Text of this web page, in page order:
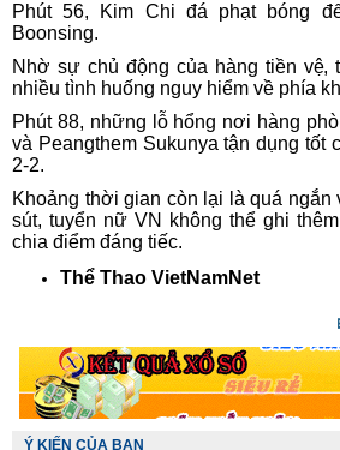
Phút 56, Kim Chi đá phạt bóng
Boonsing.
Nhờ sự chủ động của hàng tiền
nhiều tình huống nguy hiểm về phía
Phút 88, những lỗ hổng nơi hàng
và Peangthem Sukunya tận dụng tốt
2-2.
Khoảng thời gian còn lại là quá
sút, tuyển nữ VN không thể ghi
chia điểm đáng tiếc.
Thể Thao VietNamNet
Ý KIẾN CỦA BẠN